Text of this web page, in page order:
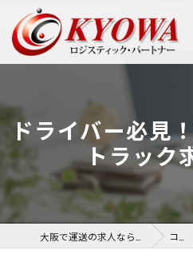
ドライバー必見
トラック
コラム